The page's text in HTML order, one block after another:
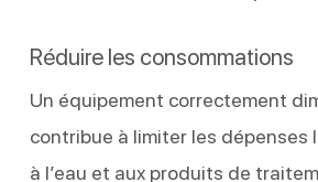
Réduire les consommations
Un équipement correctement
contribue à limiter les dépenses
à l’eau et aux produits de